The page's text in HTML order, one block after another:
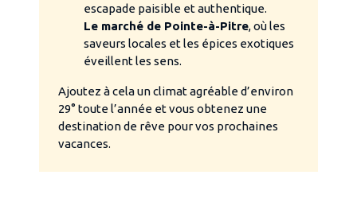
escapade paisible et authentique.
Le marché de Pointe-à-Pitre, où les
saveurs locales et les épices exotiques
éveillent les sens.
Ajoutez à cela un climat agréable d’environ
29° toute l’année et vous obtenez une
destination de rêve pour vos prochaines
vacances.